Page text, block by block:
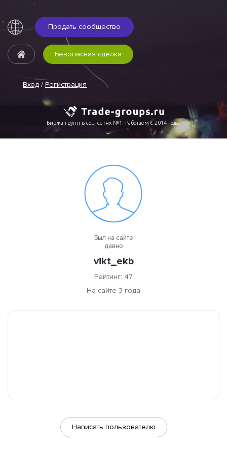
Продать сообщество
Вход / Регистрация
Безопасная сделка
Биржа групп в соц. сетях №1. Работаем с 2014 года.
Был на сайте
давно
vikt_ekb
Рейтинг: 47
На сайте 3 года
Написать пользователю